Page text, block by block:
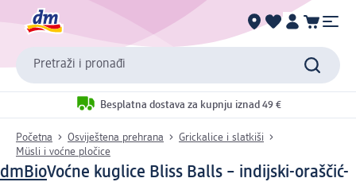
Pretraži i pronađi
Besplatna dostava za kupnju iznad 49 €
Početna Osviještena prehrana
Grickalice i slatkiši
Müsli i voćne pločice
dmBioVoćne kuglice Bliss Balls – indijski-oraščić-